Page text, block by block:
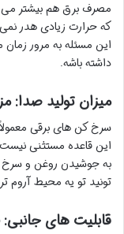
مصرف برق هم بیشتر می
که حرارت زیادی هدر
این مسئله به مرور زمان
داشته باشه.
میزان تولید صدا:
این قاعده مستثنی
به جوشیدن روغن و
تونید تو یه محیط آروم
قابلیت های